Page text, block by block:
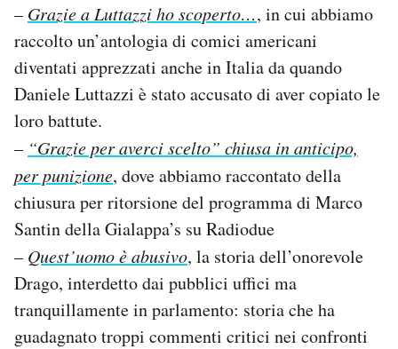
Hai bisogno di aiuto?
Esci
– Grazie a Luttazzi ho scoperto…, in cui abbiamo
raccolto un’antologia di comici americani
diventati apprezzati anche in Italia da quando
Daniele Luttazzi è stato accusato di aver copiato le
loro battute.
– “Grazie per averci scelto” chiusa in anticipo,
per punizione, dove abbiamo raccontato della
chiusura per ritorsione del programma di Marco
Santin della Gialappa’s su Radiodue
– Quest’uomo è abusivo, la storia dell’onorevole
Drago, interdetto dai pubblici uffici ma
tranquillamente in parlamento: storia che ha
guadagnato troppi commenti critici nei confronti